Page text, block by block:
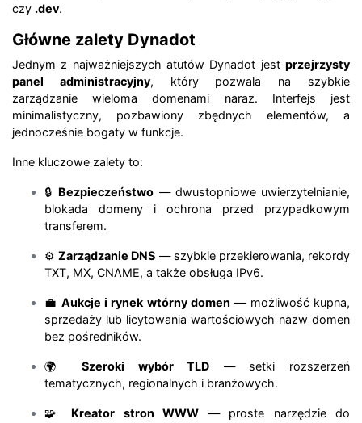
czy .dev.
Główne zalety Dynadot
Jednym z najważniejszych atutów Dynadot jest przejrzysty
panel administracyjny, który pozwala na szybkie
zarządzanie wieloma domenami naraz. Interfejs jest
minimalistyczny, pozbawiony zbędnych elementów, a
jednocześnie bogaty w funkcje.
Inne kluczowe zalety to:
🔒 Bezpieczeństwo — dwustopniowe uwierzytelnianie,
blokada domeny i ochrona przed przypadkowym
transferem.
⚙️Zarządzanie DNS — szybkie przekierowania, rekordy
TXT, MX, CNAME, a także obsługa IPv6.
💼 Aukcje i rynek wtórny domen — możliwość kupna,
sprzedaży lub licytowania wartościowych nazw domen
bez pośredników.
🌍Szeroki wybór TLD — setki rozszerzeń
tematycznych, regionalnych i branżowych.
🧩 Kreator stron WWW — proste narzędzie do